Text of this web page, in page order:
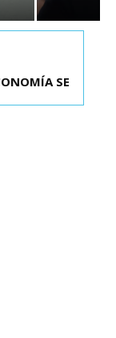
ELECTO DE
SE